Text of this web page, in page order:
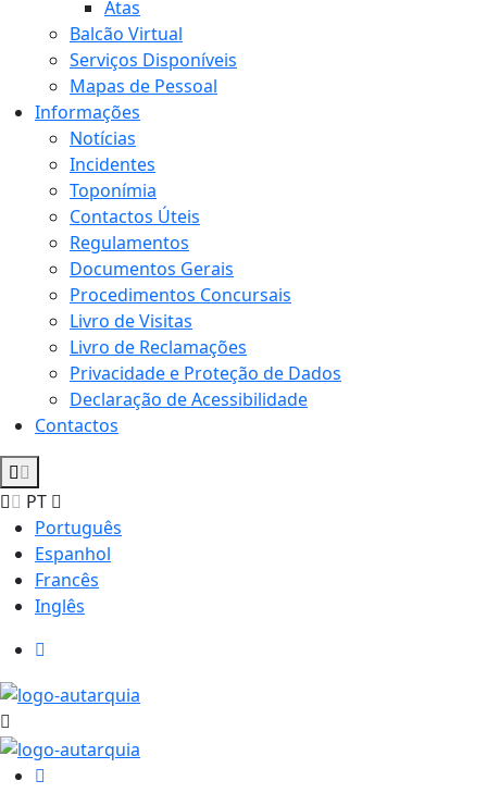
Atas
Balcão Virtual
Serviços Disponíveis
Mapas de Pessoal
Informações
Notícias
Incidentes
Toponímia
Contactos Úteis
Regulamentos
Documentos Gerais
Procedimentos Concursais
Livro de Visitas
Livro de Reclamações
Privacidade e Proteção de Dados
Declaração de Acessibilidade
Contactos
PT
Português
Espanhol
Francês
Inglês